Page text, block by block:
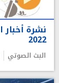
2022
البث الصوتي